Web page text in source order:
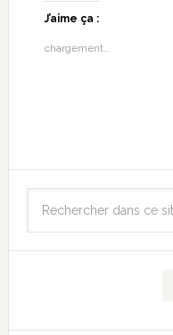
J’aime ça :
chargement…